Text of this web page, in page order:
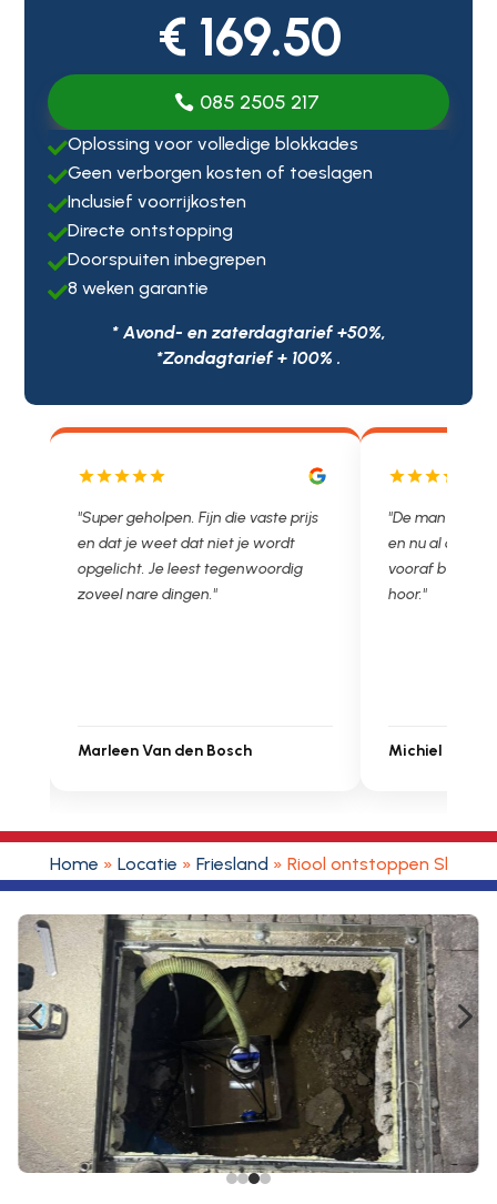
€ 169.50
085 2505 217
Oplossing voor volledige blokkades
Geen verborgen kosten of toeslagen
Inclusief voorrijkosten
Directe ontstopping
Doorspuiten inbegrepen
8 weken garantie
* Avond- en zaterdagtarief +50%,
*Zondagtarief + 100% .
Fijn die vaste prijs
dat niet je wordt
Je leest tegenwoordig
den Bosch
"De man rijden net weg. 11.00 gebeld
en nu al opgelost voor een vast en
vooraf besproken tarief. Lekker
Michiel Uitdenbongerd
Home » Locatie » Friesland » Riool ontstoppen
4 5